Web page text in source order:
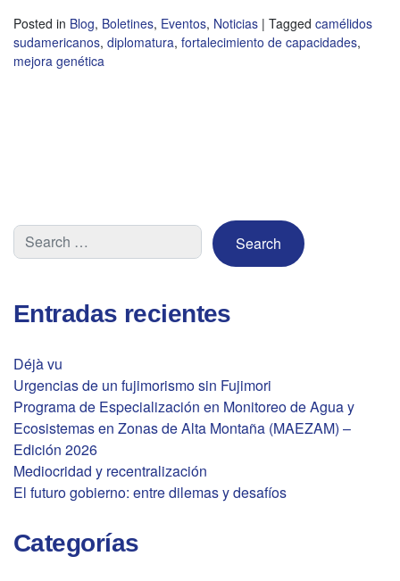
Posted in Blog, Boletines, Eventos, Noticias | Tagged camélidos
sudamericanos, diplomatura, fortalecimiento de capacidades,
mejora genética
Entradas recientes
Déjà vu
Urgencias de un fujimorismo sin Fujimori
Programa de Especialización en Monitoreo de Agua y
Ecosistemas en Zonas de Alta Montaña (MAEZAM) –
Edición 2026
Mediocridad y recentralización
El futuro gobierno: entre dilemas y desafíos
Categorías